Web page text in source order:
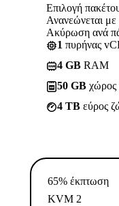
Επιλογή
Ανανεώνεται με
Ακύρωση ανά
1 πυρήνας
4 GB RAM
50 GB
4 TB εύρος
65% έκπτωση
KVM 2